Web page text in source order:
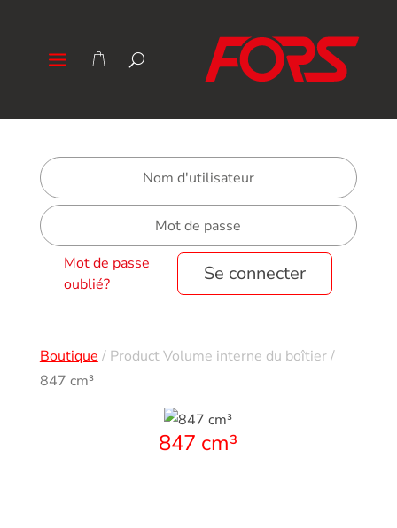
Mot de passe
oublié?
Se connecter
Boutique / Product Volume interne du boîtier/
847 cm³
847 cm³